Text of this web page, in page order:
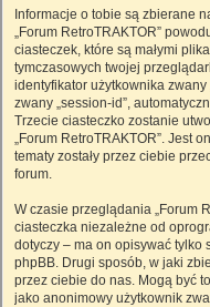
Informacje o tobie są zbierane
„Forum RetroTRAKTOR”
ciasteczek, które są małymi
tymczasowych twojej
identyfikator użytkownika
zwany „session-id”,
Trzecie ciasteczko zostanie
„Forum RetroTRAKTOR”. Jest
tematy zostały przez ciebie
forum.
W czasie przeglądania „Forum
ciasteczka niezależne od
dotyczy – ma on opisywać tylko
phpBB. Drugi sposób, w jaki
przez ciebie do nas. Mogą być
jako anonimowy użytkownik